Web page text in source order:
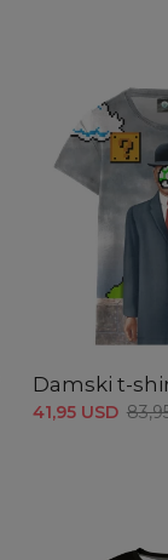
Damski t-
41,95 USD